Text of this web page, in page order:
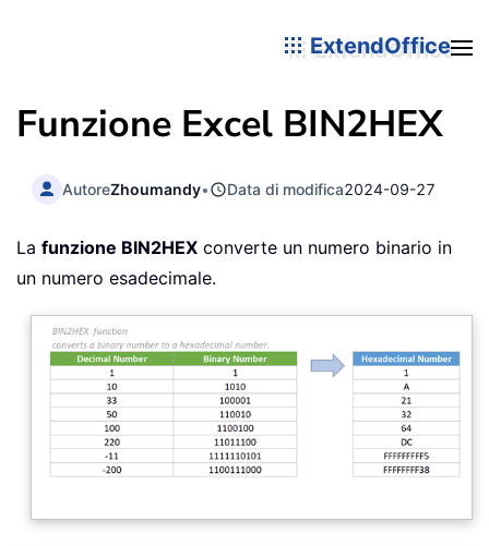
ExtendOffice
Funzione Excel BIN2HEX
AutoreZhoumandy• Data di modifica2024-09-27
La funzione BIN2HEX converte un numero binario in
un numero esadecimale.